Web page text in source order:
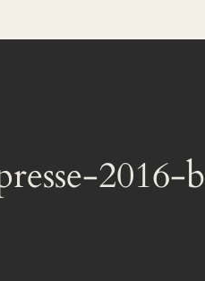
2016-b